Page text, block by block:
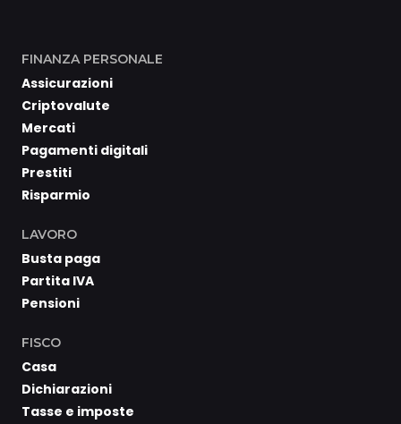
FINANZA PERSONALE
Assicurazioni
Criptovalute
Mercati
Pagamenti digitali
Prestiti
Risparmio
LAVORO
Busta paga
Partita IVA
Pensioni
FISCO
Casa
Dichiarazioni
Tasse e imposte